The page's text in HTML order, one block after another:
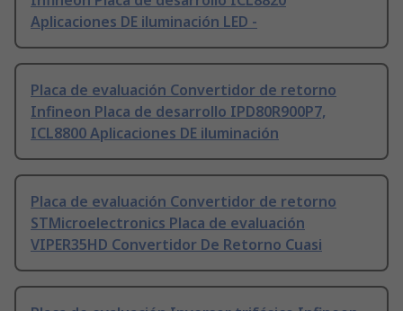
Aplicaciones DE iluminación LED -
Placa de evaluación Convertidor de retorno
Infineon Placa de desarrollo IPD80R900P7,
ICL8800 Aplicaciones DE iluminación
Placa de evaluación Convertidor de retorno
STMicroelectronics Placa de evaluación
VIPER35HD Convertidor De Retorno Cuasi